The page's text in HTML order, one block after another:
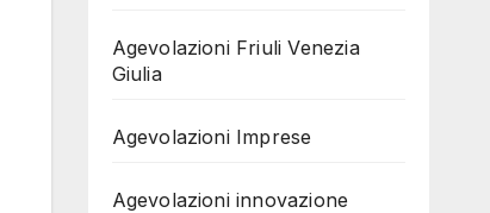
Agevolazioni Friuli Venezia
Giulia
Agevolazioni Imprese
Agevolazioni innovazione